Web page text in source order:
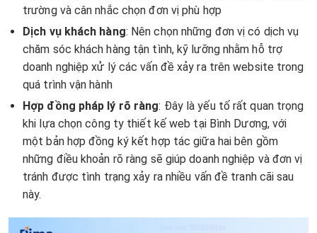
trường và cân nhắc chọn đơn vị phù hợp
Dịch vụ khách hàng: Nên chọn những đơn vị có dịch vụ
chăm sóc khách hàng tận tình, kỹ lưỡng nhằm hỗ trợ
doanh nghiệp xử lý các vấn đề xảy ra trên website trong
quá trình vận hành
Hợp đồng pháp lý rõ ràng: Đây là yếu tố rất quan trọng
khi lựa chọn công ty thiết kế web tại Bình Dương, với
một bản hợp đồng ký kết hợp tác giữa hai bên gồm
những điều khoản rõ ràng sẽ giúp doanh nghiệp và đơn vị
tránh được tình trạng xảy ra nhiều vấn đề tranh cãi sau
này.